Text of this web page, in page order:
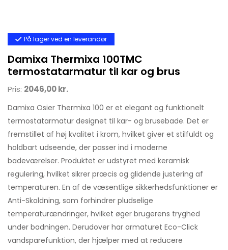
På lager ved en leverandør
Damixa Thermixa 100TMC
termostatarmatur til kar og brus
Pris: 2046,00 kr.
Damixa Osier Thermixa 100 er et elegant og funktionelt
termostatarmatur designet til kar- og brusebade. Det er
fremstillet af høj kvalitet i krom, hvilket giver et stilfuldt og
holdbart udseende, der passer ind i moderne
badeværelser. Produktet er udstyret med keramisk
regulering, hvilket sikrer præcis og glidende justering af
temperaturen. En af de væsentlige sikkerhedsfunktioner er
Anti-Skoldning, som forhindrer pludselige
temperaturændringer, hvilket øger brugerens tryghed
under badningen. Derudover har armaturet Eco-Click
vandsparefunktion, der hjælper med at reducere